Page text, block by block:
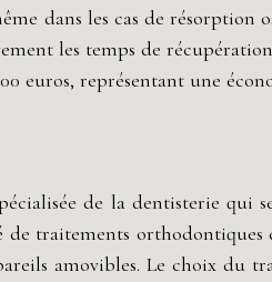
dans les cas de résorption
les temps de
euros, représentant une
de la dentisterie qui
traitements
amovibles. Le choix du